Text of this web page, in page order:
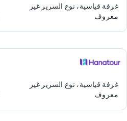
غرفة قياسية، نوع السرير غير
معروف
غرفة قياسية، نوع السرير غير
معروف